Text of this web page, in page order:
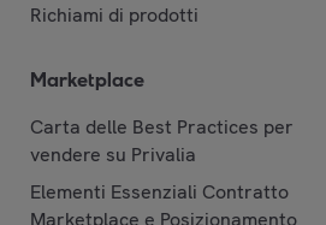
Richiami di prodotti
Marketplace
Carta delle Best Practices per
vendere su Privalia
Elementi Essenziali Contratto
Marketplace e Posizionamento